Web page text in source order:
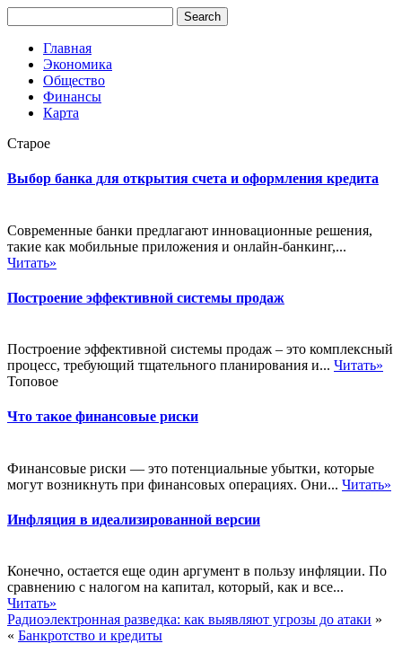
Главная
Экономика
Общество
Финансы
Карта
Старое
Выбор банка для открытия счета и оформления кредита
Современные банки предлагают инновационные решения,
такие как мобильные приложения и онлайн-банкинг,...
Читать»
Построение эффективной системы продаж
Построение эффективной системы продаж – это комплексный
процесс, требующий тщательного планирования и... Читать»
Топовое
Что такое финансовые риски
Финансовые риски — это потенциальные убытки, которые
могут возникнуть при финансовых операциях. Они... Читать»
Инфляция в идеализированной версии
Конечно, остается еще один аргумент в пользу инфляции. По
сравнению с налогом на капитал, который, как и все...
Читать»
Радиоэлектронная разведка: как выявляют угрозы до атаки »
« Банкротство и кредиты